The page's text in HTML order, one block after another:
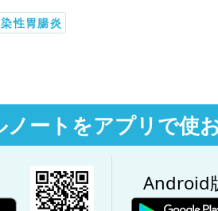
性胃腸炎
ノートをアプリで使
Android